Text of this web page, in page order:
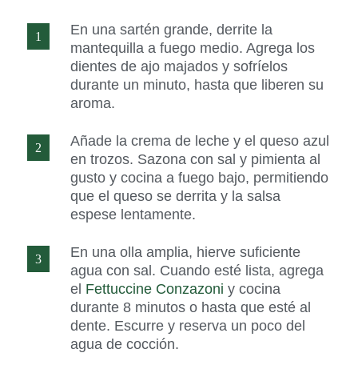
En una sartén grande, derrite la
mantequilla a fuego medio. Agrega los
dientes de ajo majados y sofríelos
durante un minuto, hasta que liberen su
aroma.
Añade la crema de leche y el queso azul
en trozos. Sazona con sal y pimienta al
gusto y cocina a fuego bajo, permitiendo
que el queso se derrita y la salsa
espese lentamente.
En una olla amplia, hierve suficiente
agua con sal. Cuando esté lista, agrega
el Fettuccine Conzazoni y cocina
durante 8 minutos o hasta que esté al
dente. Escurre y reserva un poco del
agua de cocción.